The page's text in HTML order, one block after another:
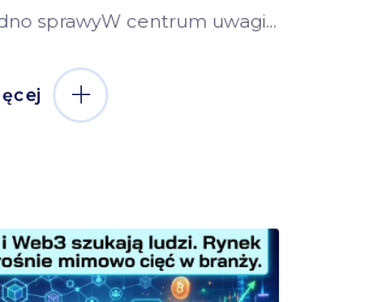
sprawyW centrum uwagi